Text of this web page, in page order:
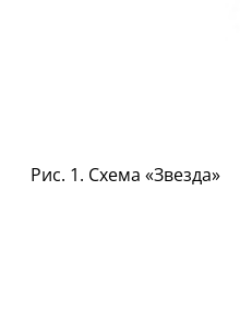
Рис. 1. Схема «Звезда»